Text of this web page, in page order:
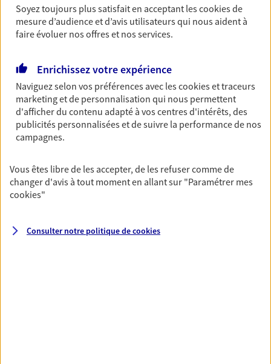
Découvrir les offres Épargne
Préparez sereinement ce nouveau chapitre de
votre vie avec les conseils d'un expert. Découvrez
notre solution PER (Plan Epargne Retraite)
spécialement conçue pour la retraite.
Découvrir l'offre Retraite
Prévoyance
Pour un avenir serein, assurez-vous avec notre
contrat prévoyance. Préservez vos proches en cas
garanties incapacité temporaire totale de travail,
Soyez toujours plus satisfait en acceptant lescookiesde
mesure d’audience et d’avis utilisateurs qui nous aident à
faire évoluer nos offres et nos services.
Enrichissez votre expérience
Naviguez selon vos préférences avec lescookies et traceurs
marketing et de personnalisation qui nous permettent
d'afficher du contenu adapté à vos centres d'intérêts, des
publicités personnalisées et de suivre la performance de nos
campagnes.
Vous êtes libre de les accepter, de les refuser comme de
changer d'avis à tout moment en allant sur "Paramétrer mes
cookies"
Consulter notre politique decookies